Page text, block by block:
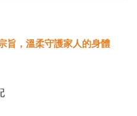
旨，溫柔守護家人的身體